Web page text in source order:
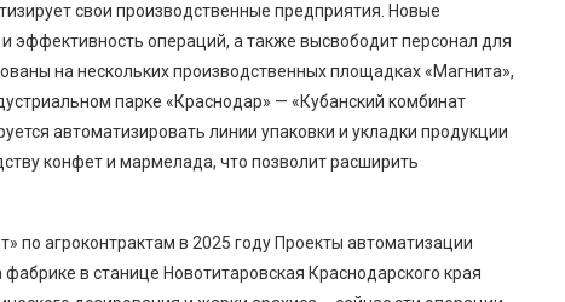
свои производственные предприятия. Новые
эффективность операций, а также высвободит персонал для
на нескольких производственных площадках «Магнита»,
парке «Краснодар» — «Кубанский комбинат
автоматизировать линии упаковки и укладки продукции
конфет и мармелада, что позволит расширить
по агроконтрактам в 2025 году Проекты автоматизации
в станице Новотитаровская Краснодарского края